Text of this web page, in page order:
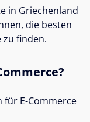
in Griechenland
die besten
zu finden.
für E-Commerce